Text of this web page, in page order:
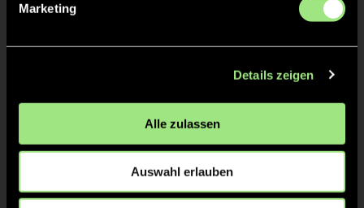
Marketing
Details zeigen
Alle zulassen
Auswahl erlauben
2/4
4/4